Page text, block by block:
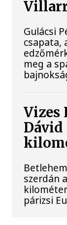
Gulácsi
csapata,
meg a
Vizes
Dávid
szerdán
párizsi